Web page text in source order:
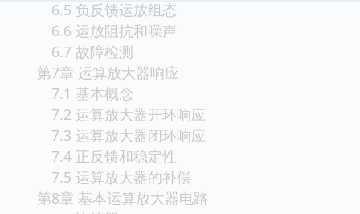
6.5 负反馈运放组态
6.6 运放阻抗和噪声
6.7 故障检测
第7章 运算放大器响应
7.1 基本概念
7.2 运算放大器开环响应
7.3 运算放大器闭环响应
7.4 正反馈和稳定性
7.5 运算放大器的补偿
第8章 基本运算放大器电路